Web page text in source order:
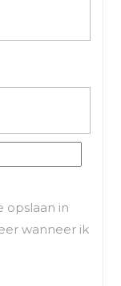
opslaan in
wanneer ik